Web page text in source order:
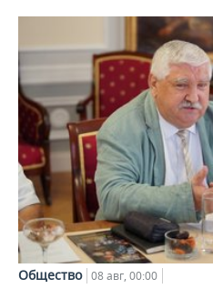
Общество 08 авг, 00:00